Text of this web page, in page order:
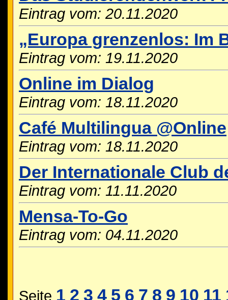
Eintrag vom: 20.11.2020
„Europa grenzenlos: Im
Eintrag vom: 19.11.2020
Online im Dialog
Eintrag vom: 18.11.2020
Café Multilingua @Online
Eintrag vom: 18.11.2020
Der Internationale Club
Eintrag vom: 11.11.2020
Mensa-To-Go
Eintrag vom: 04.11.2020
Seite 1 2 3 4 5 6 7 8 9 10 11